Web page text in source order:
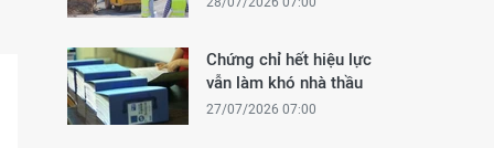
Chứng chỉ hết hiệu lực
vẫn làm khó nhà thầu
27/07/2026 07:00